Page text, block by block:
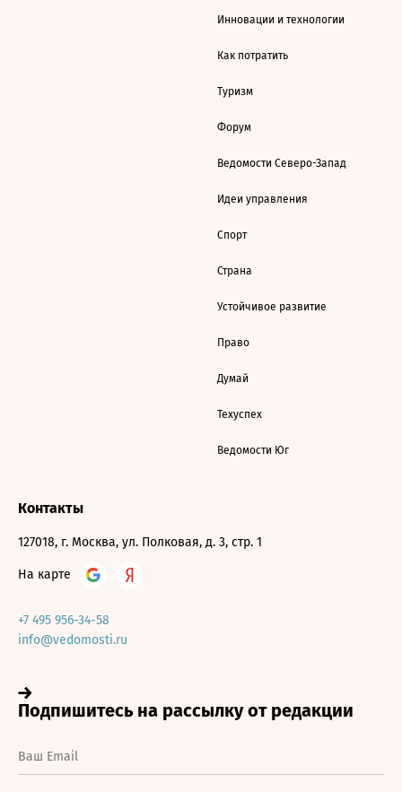
Инновации и технологии
Как потратить
Туризм
Форум
Ведомости Северо-Запад
Идеи управления
Спорт
Страна
Устойчивое развитие
Право
Думай
Техуспех
Ведомости Юг
Контакты
127018, г. Москва, ул. Полковая, д. 3, стр. 1
На карте
+7 495 956-34-58
info@vedomosti.ru